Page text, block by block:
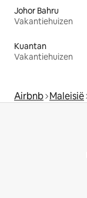
Johor Bahru
Vakantiehuizen
Kuantan
Vakantiehuizen
Airbnb Maleisië